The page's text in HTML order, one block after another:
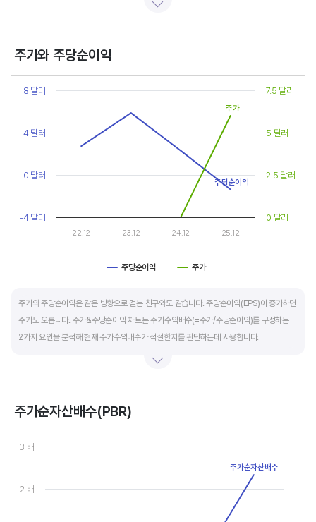
상대적으로 싸게 거래된다고 판단합니다.
높으면 주가수익배수도 높게 평가 받습니다. 이는 순이익 성장률이 높으면 주가도 크게
상승한다는 뜻입니다.
10년 간 장기적인 주가수익배수의 움직임과 최고, 최저점을 확인한 후, 현재 시점
주가수익배수와 비교해 주가가 싼지 비싼지를 평가하는게 좋습니다. 일반적으로 장기적인
주가수익배수의 평균 정도에 있으면 매수를 검토하고, 역사적인 최고점 수준에 있다면
이익이 더 성장할 수 있을지 더 꼼꼼히 살피고 유의해야 합니다.
주가와 주당순이익
Chart
Line chart with 2 lines.
The chart has 1 X axis displaying categories.
The chart has 2 Y axes displaying values, and values.
주당순이익 주가
22.12 23.12 24.12 25.12
-4 달러
0 달러
4 달러
8 달러
0 달러
2.5 달러
5 달러
7.5 달러
주당순이익
주가
주가와 주당순이익은 같은 방향으로 걷는 친구와도 같습니다. 주당순이익(EPS)이 증가하면
주가도 오릅니다. 주가&주당순이익 차트는 주가수익배수(=주가/주당순이익)를 구성하는
2가지 요인을 분석해 현재 주가수익배수가 적절한지를 판단하는데 사용합니다.
- 매수 검토 : 주당순이익 증가, 주가 상승
- 매도 검토 : 주당순이익 감소, 주가 횡보 또는 하락
주당순이익이 증가해도 시장 전체적인 악재로 주가가 급락하면 좋은 매수 기회가 됩니다.
주가수익배수(PER) 차트와 함께 분석하면 더 유용합니다.
주가순자산배수(PBR)
Chart
Line chart with 4 data points.
The chart has 1 Y axis displaying values. Data ranges from 0 to
2 배
3 배
주가순자산배수